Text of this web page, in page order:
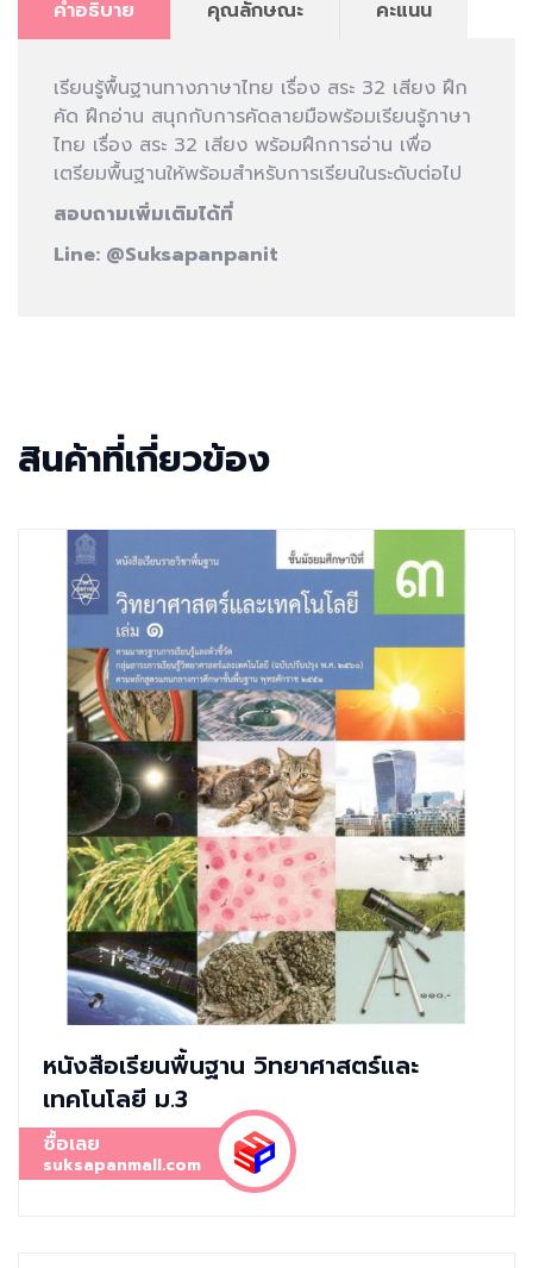
คำอธิบาย คุณลักษณะ คะแนน
เรียนรู้พื้นฐานทางภาษาไทย เรื่อง สระ 32 เสียง ฝึก
คัด ฝึกอ่าน สนุกกับการคัดลายมือพร้อมเรียนรู้ภาษา
ไทย เรื่อง สระ 32 เสียง พร้อมฝึกการอ่าน เพื่อ
เตรียมพื้นฐานให้พร้อมสำหรับการเรียนในระดับต่อไป
สอบถามเพิ่มเติมได้ที่
Line: @Suksapanpanit
สินค้าที่เกี่ยวข้อง
หนังสือเรียนพื้นฐาน วิทยาศาสตร์และ
เทคโนโลยี ม.3
ซื้อเลย
suksapanmall.com